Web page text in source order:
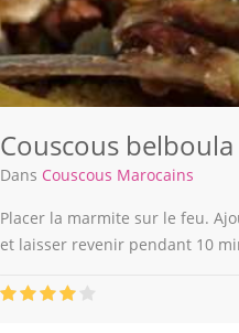
Couscous
Dans Couscous Marocains
Placer la marmite sur le feu.
et laisser revenir pendant 10